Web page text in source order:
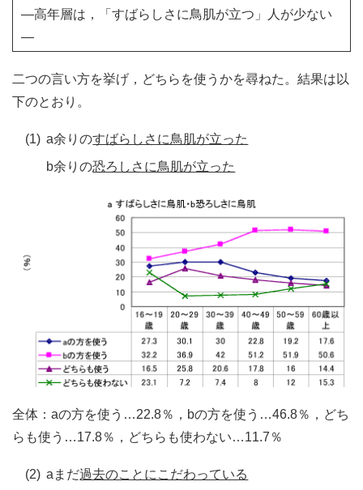
―高年層は，「すばらしさに鳥肌が立つ」人が少ない
―
二つの言い方を挙げ，どちらを使うかを尋ねた。結果は以
下のとおり。
(1) a余りのすばらしさに鳥肌が立った
b余りの恐ろしさに鳥肌が立った
全体：aの方を使う…22.8％，bの方を使う…46.8％，どち
らも使う…17.8％，どちらも使わない…11.7％
(2) aまだ過去のことにこだわっている